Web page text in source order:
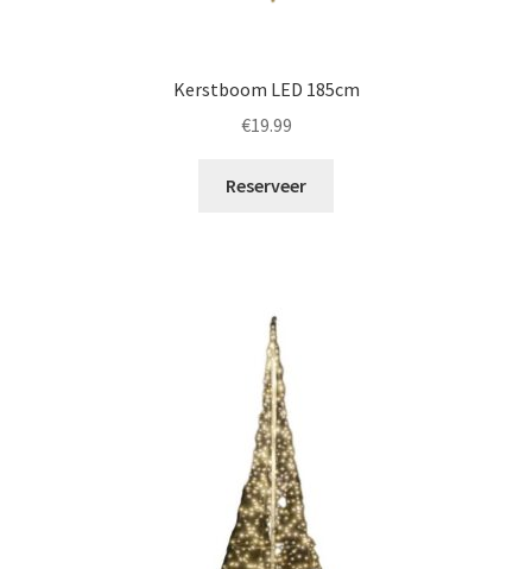
Kerstboom LED 185cm
€19.99
Reserveer